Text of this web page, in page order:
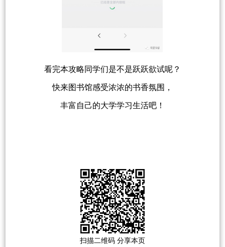
看完本攻略同学们是不是跃跃欲试呢？
快来图书馆感受浓浓的书香氛围，
丰富自己的大学学习生活吧！
扫描二维码 分享本页